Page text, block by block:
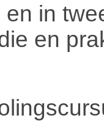
in
en